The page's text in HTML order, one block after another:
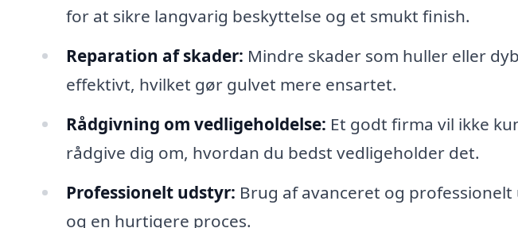
for at sikre langvarig beskyttelse og et smukt finish.
Reparation af skader: Mindre skader som huller eller
effektivt, hvilket gør gulvet mere ensartet.
Rådgivning om vedligeholdelse: Et godt firma vil ikke
rådgive dig om, hvordan du bedst vedligeholder det.
Professionelt udstyr: Brug af avanceret og
og en hurtigere proces.